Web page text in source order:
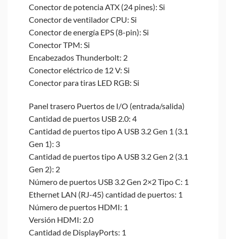
Conector de potencia ATX (24 pines): Si
Conector de ventilador CPU: Si
Conector de energía EPS (8-pin): Si
Conector TPM: Si
Encabezados Thunderbolt: 2
Conector eléctrico de 12 V: Si
Conector para tiras LED RGB: Si
Panel trasero Puertos de I/O (entrada/salida)
Cantidad de puertos USB 2.0: 4
Cantidad de puertos tipo A USB 3.2 Gen 1 (3.1
Gen 1): 3
Cantidad de puertos tipo A USB 3.2 Gen 2 (3.1
Gen 2): 2
Número de puertos USB 3.2 Gen 2×2 Tipo C: 1
Ethernet LAN (RJ-45) cantidad de puertos: 1
Número de puertos HDMI: 1
Versión HDMI: 2.0
Cantidad de DisplayPorts: 1